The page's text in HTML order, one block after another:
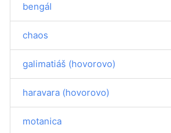
bengál
chaos
galimatiáš (hovorovo)
haravara (hovorovo)
motanica